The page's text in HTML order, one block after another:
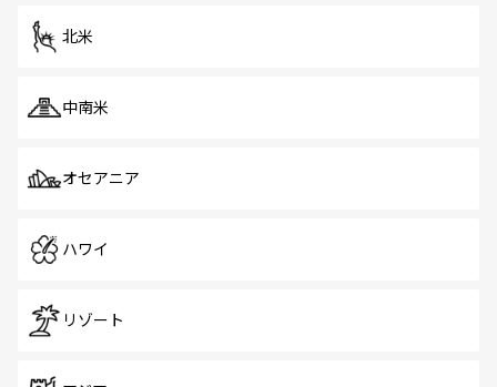
北米
中南米
オセアニア
ハワイ
リゾート